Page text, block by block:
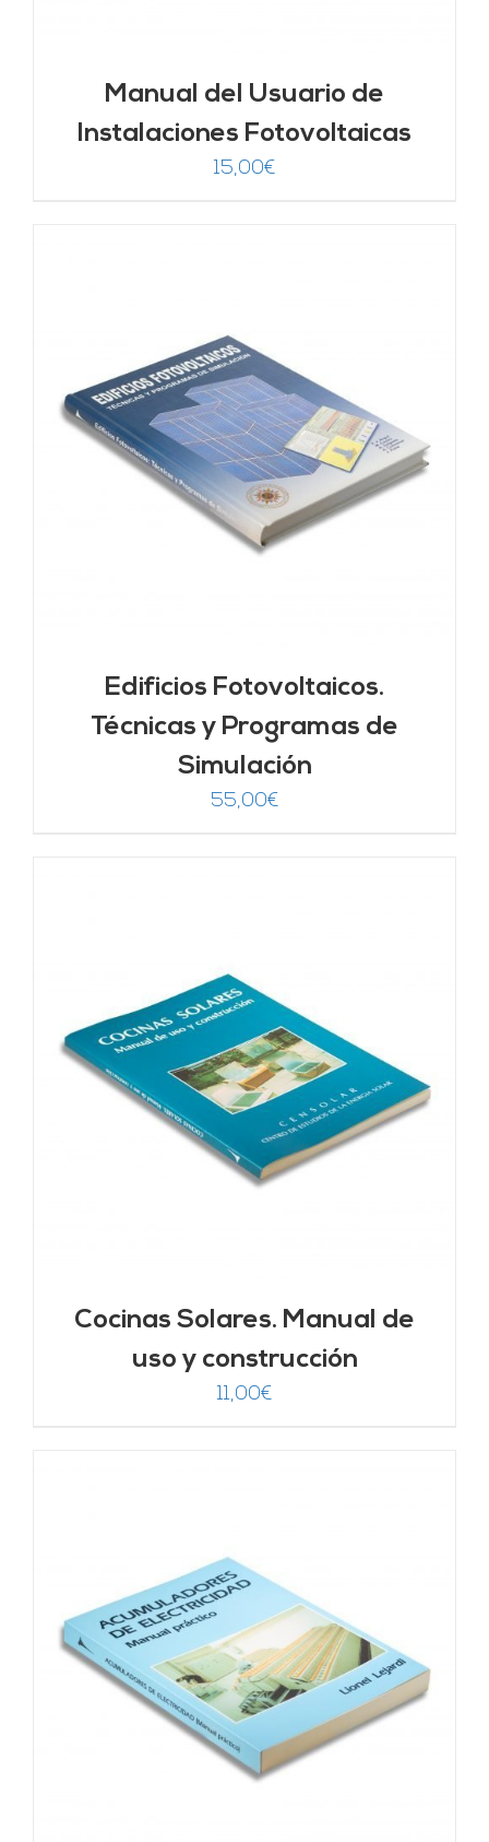
Manual del Usuario de
Instalaciones Fotovoltaicas
15,00€
Edificios Fotovoltaicos.
Técnicas y Programas de
Simulación
55,00€
Cocinas Solares. Manual de
uso y construcción
11,00€